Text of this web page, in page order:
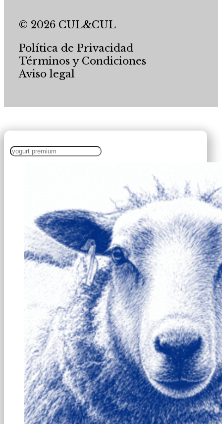
© 2026 CUL&CUL
Política de Privacidad
Términos y Condiciones
Aviso legal